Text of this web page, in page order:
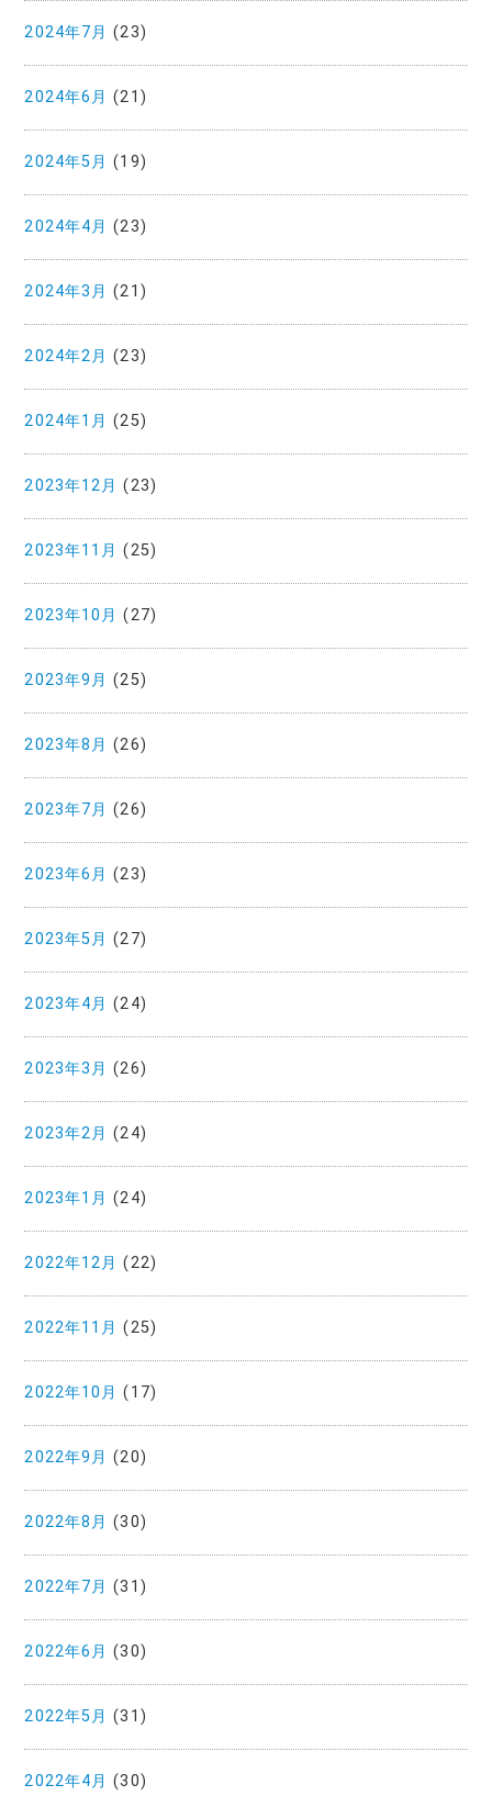
2024年7月 (23)
2024年6月 (21)
2024年5月 (19)
2024年4月 (23)
2024年3月 (21)
2024年2月 (23)
2024年1月 (25)
2023年12月 (23)
2023年11月 (25)
2023年10月 (27)
2023年9月 (25)
2023年8月 (26)
2023年7月 (26)
2023年6月 (23)
2023年5月 (27)
2023年4月 (24)
2023年3月 (26)
2023年2月 (24)
2023年1月 (24)
2022年12月 (22)
2022年11月 (25)
2022年10月 (17)
2022年9月 (20)
2022年8月 (30)
2022年7月 (31)
2022年6月 (30)
2022年5月 (31)
2022年4月 (30)